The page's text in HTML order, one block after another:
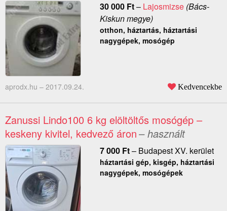
30 000 Ft– Lajosmizse(Bács-
Kiskun megye)
otthon, háztartás, háztartási
nagygépek, mosógép
aprodx.hu – 2017.09.24. Kedvencekbe
Zanussi Lindo100 6 kg elöltöltős mosógép –
keskeny kivitel, kedvező áron– használt
7 000 Ft– Budapest XV. kerület
háztartási gép, kisgép, háztartási
nagygépek, mosógépek